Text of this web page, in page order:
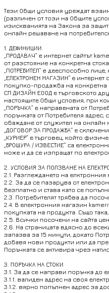
Тези Общи условия уреждат
(различен от този на Общите
изискванията на Закона за
онлайн решаване на
1. ДЕФИНИЦИИ
„ПРОДАВАЧ” е интернет сайтът
от разстояние на конкретна
„ПОТРЕБИТЕЛ” e дееспособно
„ЕЛЕКТРОНЕН МАГАЗИН” е
покупко-продажба на конкретна
СП ДИЗАЙН ЕООД е търговското
настоящите Общи условия, при
„ПОРЪЧКА” е направената от
поръчката от Потребителя
обаждане от служител на онлайн
„ДОГОВОР ЗА ПРОДАЖБА” е
„КУРИЕР” е търговец, който
„БРОШУРА / ИЗВЕСТИЕ” са
може и да се изпращат по
2. УСЛОВИЯ ЗА ПОЛЗВАНЕ НА
2.1. Разглеждането на
2.2. За да се пазарува от
безплатно и става като се
2.3. Потребителят трябва да
2.4. В електронния магазин
покупката на продукта. Също
2.5. Всички посочени на сайта
2.6. На страницата вдясно до
запазва за 15 минути, докато
добавя нови продукти или да
Поръчката се активира чрез
3. ПОРЪЧКА НА СТОКИ
3.1. За да се направи поръчка до
3.1.1. валиден адрес на своя
3.1.2. вярно попълнен адрес за